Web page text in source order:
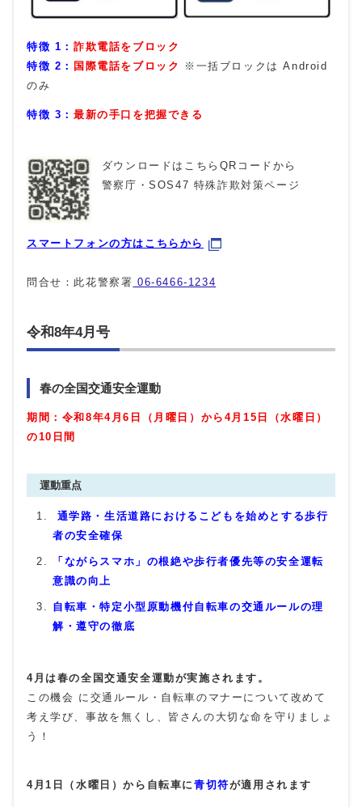
特徴 1： 詐欺電話をブロック
特徴 2： 国際電話をブロック
※一括ブロックは Android
のみ
特徴 3： 最新の手口を把握できる
ダウンロードはこちらQRコードから
警察庁・SOS47 特殊詐欺対策ページ
スマートフォンの方はこちらから
問合せ：此花警察署 06-6466-1234
令和8年4月号
春の全国交通安全運動
期間：令和8年4月6日（月曜日）から4月15日（水曜日）
の10日間
運動重点
通学路・生活道路におけるこどもを始めとする歩行
者の安全確保
「ながらスマホ」の根絶や歩行者優先等の安全運転
意識の向上
自転車・特定小型原動機付自転車の交通ルールの理
解・遵守の徹底
4月は春の全国交通安全運動が実施されます。
この機会 に交通ルール・自転車のマナーについて改めて
考え学び、事故を無くし、皆さんの大切な命を守りましょ
う！
4月1日（水曜日）から自転車に青切符が適用されます